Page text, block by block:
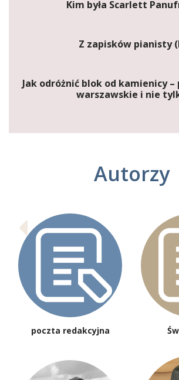
Kim była Scarlett
Z zapisków pianisty
Jak odróżnić blok od kamienicy
warszawskie i nie
Autorzy
poczta redakcyjna